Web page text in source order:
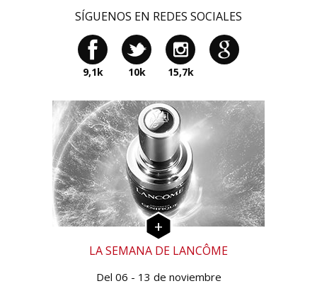
SÍGUENOS EN REDES SOCIALES
9,1k 10k 15,7k
LA SEMANA DE LANCÔME
Del 06 - 13 de noviembre